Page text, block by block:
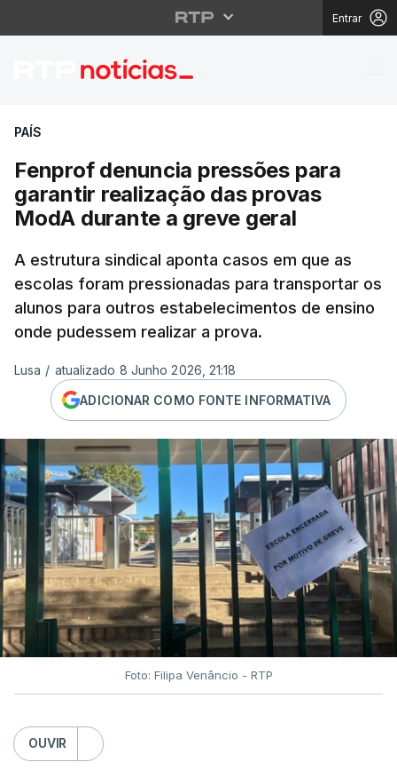
Entrar
Fenprof denuncia
PAÍS
Fenprof denuncia pressões para
garantir realização das provas
ModA durante a greve geral
A estrutura sindical aponta casos em que as
escolas foram pressionadas para transportar os
alunos para outros estabelecimentos de ensino
onde pudessem realizar a prova.
Lusa / atualizado 8 Junho 2026, 21:18
ADICIONAR COMO FONTE INFORMATIVA
Foto: Filipa Venâncio - RTP
OUVIR